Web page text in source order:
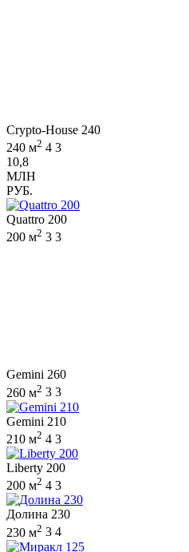
Crypto-House 240
240 м2 4 3
10,8
МЛН
РУБ.
Quattro 200
200 м2 3 3
Gemini 260
260 м2 3 3
Gemini 210
210 м2 4 3
Liberty 200
200 м2 4 3
Долина 230
230 м2 3 4